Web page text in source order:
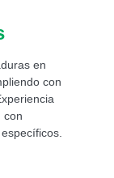
en
con
con